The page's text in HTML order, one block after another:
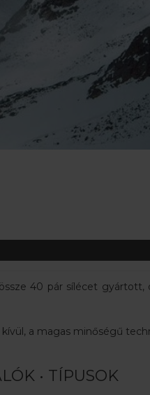
40 pár sílécet gyártott,
a magas minőségű
• TÍPUSOK